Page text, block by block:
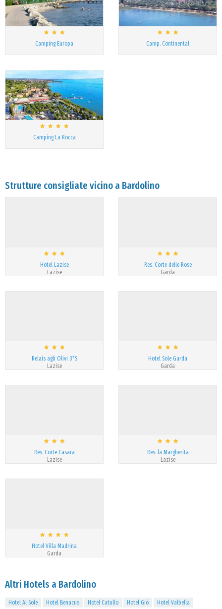
Camping Europa Camp. Continental
Camping La Rocca
Strutture consigliate vicino a Bardolino
Hotel Lazise
Lazise
Res. Corte delle Rose
Garda
Relais agli Olivi 3*S
Lazise
Hotel Sole Garda
Garda
Res. Corte Casara
Lazise
Res. la Margherita
Lazise
Hotel Villa Madrina
Garda
Altri Hotels a Bardolino
Hotel Al Sole Hotel Benacus Hotel Catullo Hotel Giò
Hotel Valbella